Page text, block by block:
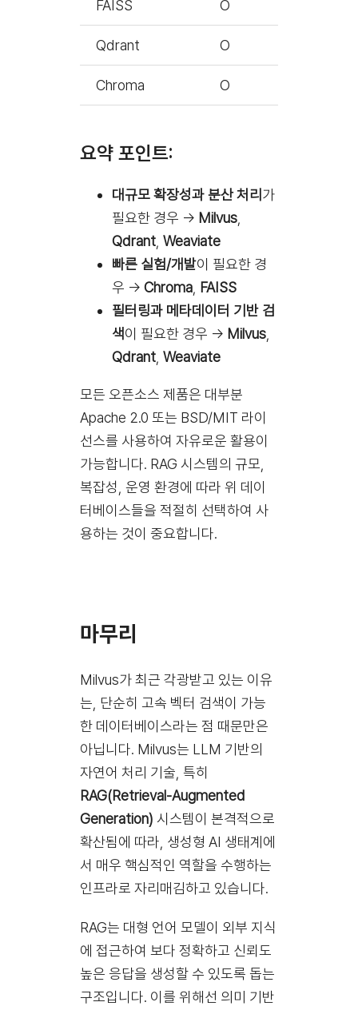
FAISS O
Qdrant O
Chroma O
요약 포인트:
대규모 확장성과 분산 처리가
필요한 경우 → Milvus,
Qdrant, Weaviate
빠른 실험/개발이 필요한 경
우 → Chroma, FAISS
필터링과 메타데이터 기반 검
색이 필요한 경우 → Milvus,
Qdrant, Weaviate
모든 오픈소스 제품은 대부분
Apache 2.0 또는 BSD/MIT 라이
선스를 사용하여 자유로운 활용이
가능합니다. RAG 시스템의 규모,
복잡성, 운영 환경에 따라 위 데이
터베이스들을 적절히 선택하여 사
용하는 것이 중요합니다.
마무리
Milvus가 최근 각광받고 있는 이유
는, 단순히 고속 벡터 검색이 가능
한 데이터베이스라는 점 때문만은
아닙니다. Milvus는 LLM 기반의
자연어 처리 기술, 특히
RAG(Retrieval-Augmented
Generation) 시스템이 본격적으로
확산됨에 따라, 생성형 AI 생태계에
서 매우 핵심적인 역할을 수행하는
인프라로 자리매김하고 있습니다.
RAG는 대형 언어 모델이 외부 지식
에 접근하여 보다 정확하고 신뢰도
높은 응답을 생성할 수 있도록 돕는
구조입니다. 이를 위해선 의미 기반